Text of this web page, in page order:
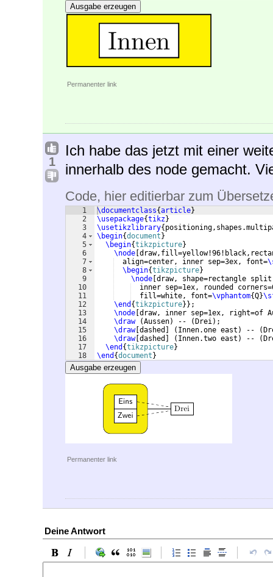
Ausgabe erzeugen
Permanenter link
1
Ich habe das jetzt mit einer
innerhalb des node gemacht.
Code, hier editierbar zum
1
2
3
4
5
6
7
8
9
10
11
12
13
14
15
16
17
18
\documentclass{article}
\usepackage{tikz}
\usetikzlibrary{
\begin{document }
\begin{tikzpicture}
\node
  align=center, inner sep=3ex, font=
\begin{tikzpicture}
\node draw, shape=rectangle
inner sep=1ex, rounded
  fill=white, font=
\vphantom{Q}
\end {tikzpicture} } ;
\node draw, inner sep=1ex, right=of
\draw
(Aussen) -- ( Drei) ;
\draw[ dashed ( Innen.one east ) -- (
\draw[ dashed ( Innen.two east ) -- (
\end {tikzpicture}
\end {document }
Ausgabe erzeugen
Permanenter link
Deine Antwort